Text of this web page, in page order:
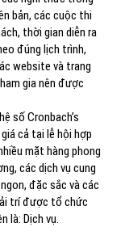
bản, các cuộc thi
thời gian diễn ra
đúng lịch trình,
website và trang
gia nên được
số Cronbach’s
cả tại lễ hội hợp
mặt hàng phong
các dịch vụ cung
đặc sắc và các
trí được tổ chức
là: Dịch vụ.